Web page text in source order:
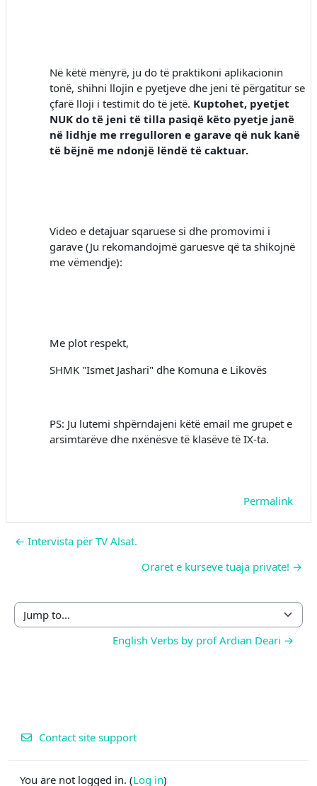
Në këtë mënyrë, ju do të praktikoni aplikacionin
tonë, shihni llojin e pyetjeve dhe jeni të përgatitur se
çfarë lloji i testimit do të jetë. Kuptohet, pyetjet
NUK do të jeni të tilla pasiqë këto pyetje janë
në lidhje me rregulloren e garave që nuk kanë
të bëjnë me ndonjë lëndë të caktuar.
Video e detajuar sqaruese si dhe promovimi i
garave (Ju rekomandojmë garuesve që ta shikojnë
me vëmendje):
Me plot respekt,
SHMK "Ismet Jashari" dhe Komuna e Likovës
PS: Ju lutemi shpërndajeni këtë email me grupet e
arsimtarëve dhe nxënësve të klasëve të IX-ta.
Permalink
← Intervista për TV Alsat.
Oraret e kurseve tuaja private! →
Jump to...
English Verbs by prof Ardian Deari →
Contact site support
You are not logged in. (Log in)